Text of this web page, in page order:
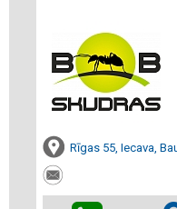
Rīgas 55, Iecava,